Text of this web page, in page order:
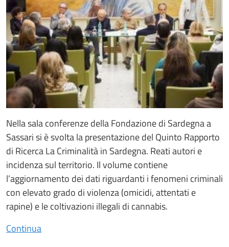
Nella sala conferenze della Fondazione di Sardegna a
Sassari si è svolta la presentazione del Quinto Rapporto
di Ricerca La Criminalità in Sardegna. Reati autori e
incidenza sul territorio. Il volume contiene
l’aggiornamento dei dati riguardanti i fenomeni criminali
con elevato grado di violenza (omicidi, attentati e
rapine) e le coltivazioni illegali di cannabis.
Continua